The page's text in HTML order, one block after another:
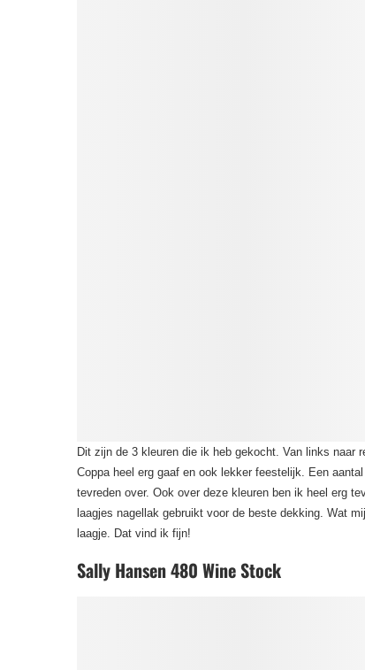
Dit zijn de 3 kleuren die ik heb gekocht. Van links naar
Coppa heel erg gaaf en ook lekker feestelijk. Een
tevreden over. Ook over deze kleuren ben ik heel erg
laagjes nagellak gebruikt voor de beste dekking. Wat
laagje. Dat vind ik fijn!
Sally Hansen 480 Wine Stock